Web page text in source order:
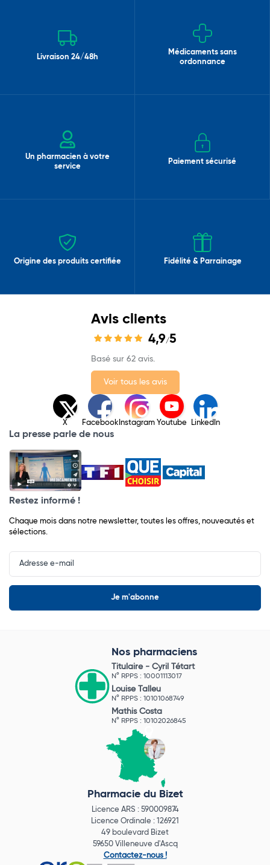
Livraison 24/48h
Médicaments sans
ordonnance
Un pharmacien à votre
service
Paiement sécurisé
Origine des produits certifiée Fidélité & Parrainage
Avis clients
4,9/5
Basé sur 62 avis.
Voir tous les avis
X Facebook Instagram Youtube LinkedIn
La presse parle de nous
Restez informé !
Chaque mois dans notre newsletter, toutes les offres, nouveautés et
sélections.
Input
Newsletter
Nos pharmaciens
Titulaire - Cyril Tétart
N° RPPS : 10001113017
Louise Talleu
N° RPPS : 10101068749
Mathis Costa
N° RPPS : 10102026845
Pharmacie du Bizet
Licence ARS : 590009874
Licence Ordinale : 126921
49 boulevard Bizet
59650 Villeneuve d'Ascq
Contactez-nous !